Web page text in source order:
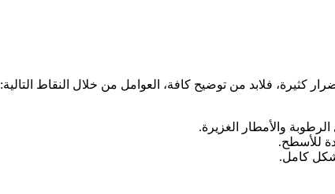
كثيرة، فلابد من توضيح كافة، العوامل من خلال النقاط التالية:
والأمطار الغزيرة.
للأسطح.
كامل.